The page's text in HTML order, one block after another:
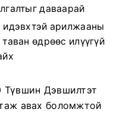
даваарай
идэвхтэй арилжааны
өдрөөс илүүгүй
Дэвшилтэт
авах боломжтой